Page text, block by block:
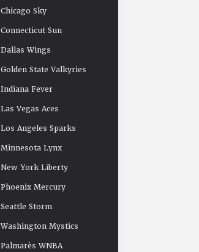
Chicago Sky
Connecticut Sun
Dallas Wings
Golden State Valkyries
Indiana Fever
Las Vegas Aces
Los Angeles Sparks
Minnesota Lynx
New York Liberty
Phoenix Mercury
Seattle Storm
Washington Mystics
Palmarès WNBA